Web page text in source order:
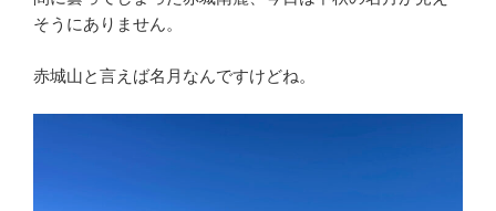
そうにありません。
赤城山と言えば名月なんですけどね。